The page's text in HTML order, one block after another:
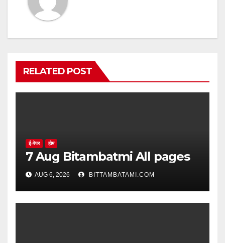
RELATED POST
ई-पेपर होम
7 Aug Bitambatmi All pages
AUG 6, 2026 BITTAMBATAMI.COM